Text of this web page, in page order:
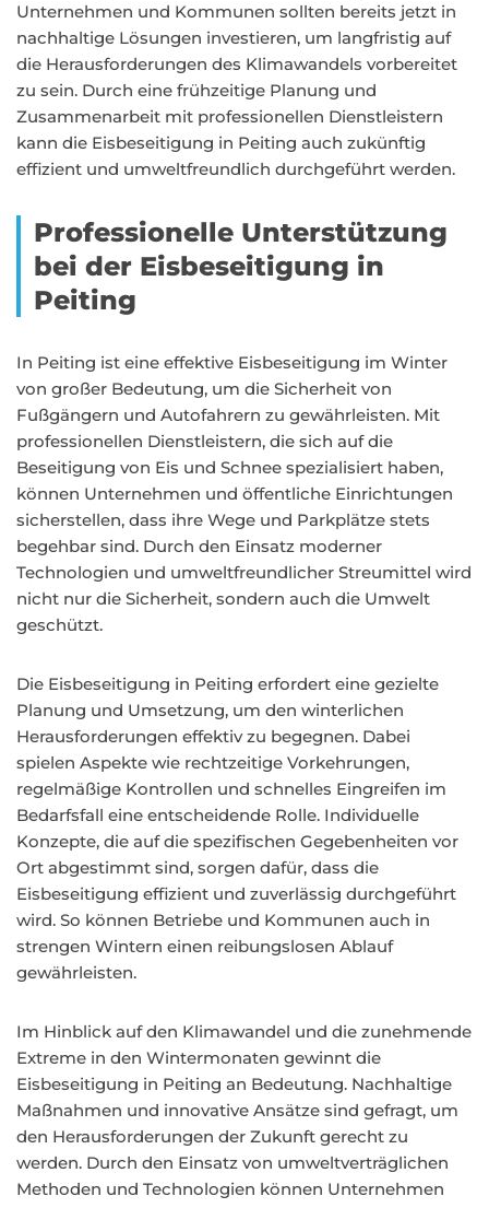
Unternehmen und Kommunen sollten bereits jetzt in
nachhaltige Lösungen investieren, um langfristig auf
die Herausforderungen des Klimawandels vorbereitet
zu sein. Durch eine frühzeitige Planung und
Zusammenarbeit mit professionellen Dienstleistern
kann die Eisbeseitigung in Peiting auch zukünftig
effizient und umweltfreundlich durchgeführt werden.
Professionelle Unterstützung
bei der Eisbeseitigung in
Peiting
In Peiting ist eine effektive Eisbeseitigung im Winter
von großer Bedeutung, um die Sicherheit von
Fußgängern und Autofahrern zu gewährleisten. Mit
professionellen Dienstleistern, die sich auf die
Beseitigung von Eis und Schnee spezialisiert haben,
können Unternehmen und öffentliche Einrichtungen
sicherstellen, dass ihre Wege und Parkplätze stets
begehbar sind. Durch den Einsatz moderner
Technologien und umweltfreundlicher Streumittel wird
nicht nur die Sicherheit, sondern auch die Umwelt
geschützt.
Die Eisbeseitigung in Peiting erfordert eine gezielte
Planung und Umsetzung, um den winterlichen
Herausforderungen effektiv zu begegnen. Dabei
spielen Aspekte wie rechtzeitige Vorkehrungen,
regelmäßige Kontrollen und schnelles Eingreifen im
Bedarfsfall eine entscheidende Rolle. Individuelle
Konzepte, die auf die spezifischen Gegebenheiten vor
Ort abgestimmt sind, sorgen dafür, dass die
Eisbeseitigung effizient und zuverlässig durchgeführt
wird. So können Betriebe und Kommunen auch in
strengen Wintern einen reibungslosen Ablauf
gewährleisten.
Im Hinblick auf den Klimawandel und die zunehmende
Extreme in den Wintermonaten gewinnt die
Eisbeseitigung in Peiting an Bedeutung. Nachhaltige
Maßnahmen und innovative Ansätze sind gefragt, um
den Herausforderungen der Zukunft gerecht zu
werden. Durch den Einsatz von umweltverträglichen
Methoden und Technologien können Unternehmen